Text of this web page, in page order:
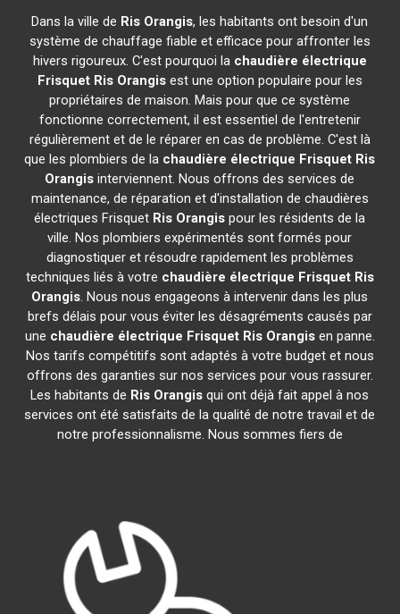
Dans la ville de Ris Orangis, les habitants ont besoin d'un
système de chauffage fiable et efficace pour affronter les
hivers rigoureux. C'est pourquoi la chaudière électrique
Frisquet Ris Orangisest une option populaire pour les
propriétaires de maison. Mais pour que ce système
fonctionne correctement, il est essentiel de l'entretenir
régulièrement et de le réparer en cas de problème. C'est là
que les plombiers de la chaudière électrique Frisquet Ris
Orangis interviennent. Nous offrons des services de
maintenance, de réparation et d'installation de chaudières
électriques Frisquet Ris Orangis pour les résidents de la
ville. Nos plombiers expérimentés sont formés pour
diagnostiquer et résoudre rapidement les problèmes
techniques liés à votre chaudière électrique Frisquet Ris
Orangis. Nous nous engageons à intervenir dans les plus
brefs délais pour vous éviter les désagréments causés par
une chaudière électrique Frisquet Ris Orangisen panne.
Nos tarifs compétitifs sont adaptés à votre budget et nous
offrons des garanties sur nos services pour vous rassurer.
Les habitants de Ris Orangis qui ont déjà fait appel à nos
services ont été satisfaits de la qualité de notre travail et de
notre professionnalisme. Nous sommes fiers de